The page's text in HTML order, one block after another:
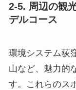
2-5. 周辺の観
デルコース
環境システム荻
山など、魅力的
す。これらのス